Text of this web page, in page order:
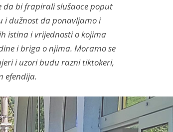
da bi frapirali slušaoce poput
i dužnost da ponavljamo i
istina i vrijednosti o kojima
i briga o njima. Moramo se
i uzori budu razni tiktokeri,
efendija.